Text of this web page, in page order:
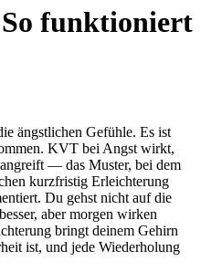
funktioniert
ängstlichen Gefühle. Es ist
KVT bei Angst wirkt,
— das Muster, bei dem
kurzfristig Erleichterung
Du gehst nicht auf die
aber morgen wirken
bringt deinem Gehirn
ist, und jede Wiederholung